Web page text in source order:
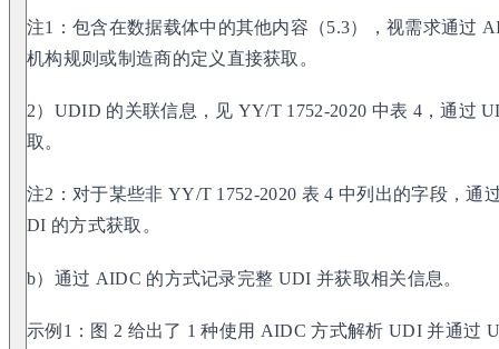
注1：包含在数据载体中的其他内容（5.3），视需求通过
机构规则或制造商的定义直接获取。
2）UDID 的关联信息，见 YY/T 1752-2020 中表 4，通过
取。
注2：对于某些非 YY/T 1752-2020 表 4 中列出的字段，通
DI 的方式获取。
b）通过 AIDC 的方式记录完整 UDI 并获取相关信息。
示例1：图 2 给出了 1 种使用 AIDC 方式解析 UDI 并通过